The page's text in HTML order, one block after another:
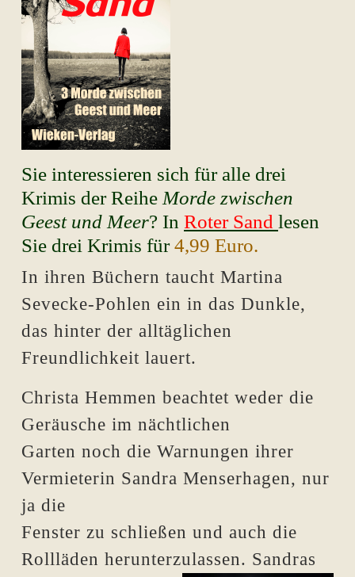
Sie interessieren sich für alle drei
Krimis der Reihe Morde zwischen
Geest und Meer? In Roter Sand lesen
Sie drei Krimis für4,99 Euro.
In ihren Büchern taucht Martina
Sevecke-Pohlen ein in das Dunkle,
das hinter der alltäglichen
Freundlichkeit lauert.
Christa Hemmen beachtet weder die
Geräusche im nächtlichen
Garten noch die Warnungen ihrer
Vermieterin Sandra Menserhagen, nur
ja die
Fenster zu schließen und auch die
Rollläden herunterzulassen. Sandras